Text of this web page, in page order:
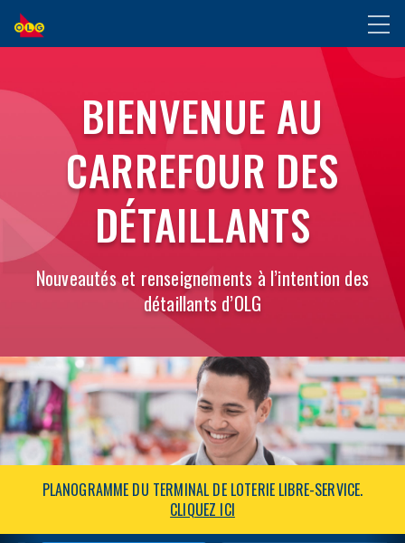
ALLER
AU
CONTENU
DEVENEZ
UN
DÉTAILLANT
BIENVENUE AU
CARREFOUR DES
DÉTAILLANTS
Nouveautés et renseignements à l’intention des
détaillants d’OLG
PLANOGRAMME DU TERMINAL DE LOTERIE LIBRE-SERVICE.
CLIQUEZ ICIOPENS IN NEW WINDOW